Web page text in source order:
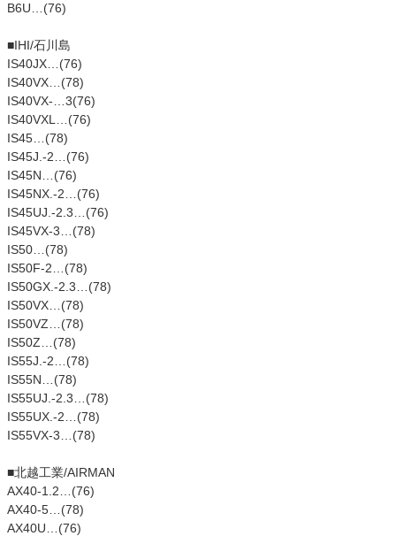
B6U…(76)
■IHI/石川島
IS40JX…(76)
IS40VX…(78)
IS40VX-…3(76)
IS40VXL…(76)
IS45…(78)
IS45J.-2…(76)
IS45N…(76)
IS45NX.-2…(76)
IS45UJ.-2.3…(76)
IS45VX-3…(78)
IS50…(78)
IS50F-2…(78)
IS50GX.-2.3…(78)
IS50VX…(78)
IS50VZ…(78)
IS50Z…(78)
IS55J.-2…(78)
IS55N…(78)
IS55UJ.-2.3…(78)
IS55UX.-2…(78)
IS55VX-3…(78)
■北越工業/AIRMAN
AX40-1.2…(76)
AX40-5…(78)
AX40U…(76)